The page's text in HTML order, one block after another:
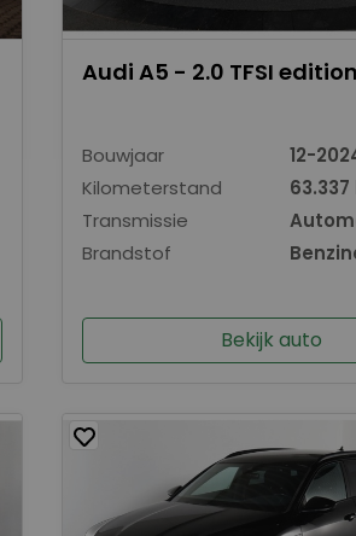
Audi A5 - 2.0 TFSI
Bouwjaar
12-
Kilometerstand
Transmissie
Brandstof
Bekijk auto